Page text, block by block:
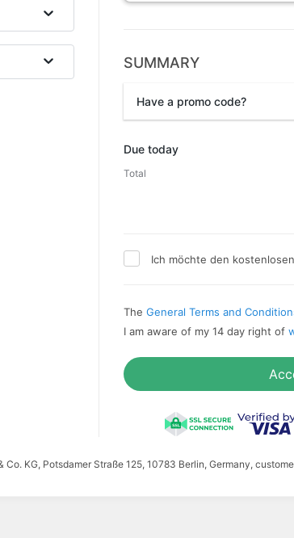
SUMMARY
Have a promo code?
Due today
Total
Ich möchte den
The General Terms and
I am aware of my 14 day right of
KG, Potsdamer Straße 125, 10783 Berlin, Germany,